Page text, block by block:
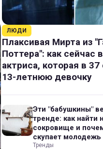
ЛЮДИ
Плаксивая Мирта из
Поттера": как сейчас
актриса, которая в
13-летнюю девочку
Эти "бабушкины"
тренде: как найти
сокровище и
скупает молодежь
Тренды